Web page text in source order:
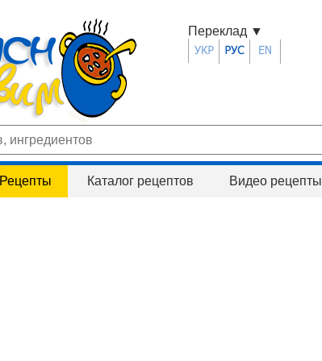
Переклад ▼
Рецепты Каталог рецептов Видео рецепты